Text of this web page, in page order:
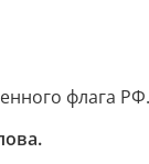
флага РФ.